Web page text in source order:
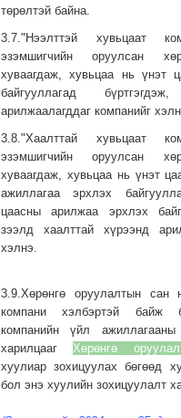
төрөлтэй байна.
3.7."Нээлттэй хувьцаат
эзэмшигчийн оруулсан
хуваагдаж, хувьцаа нь үнэт
байгууллагад
арилжаалагддаг компанийг
3.8."Хаалттай хувьцаат
эзэмшигчийн оруулсан
хуваагдаж, хувьцаа нь үнэт
ажиллагаа эрхлэх
цаасны арилжаа эрхлэх
зээлд хаалттай хүрээнд
хэлнэ.
3.9.Хөрөнгө оруулалтын сан
компани хэлбэртэй байж
компанийн үйл ажиллагааны
харилцаагХөрөнгө
хуулиар зохицуулах бөгөөд
бол энэ хуулийн зохицуулалт